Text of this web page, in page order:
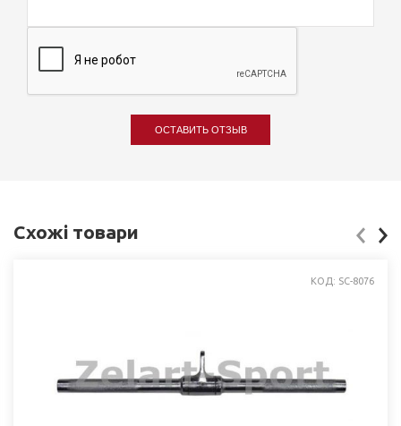
ОСТАВИТЬ ОТЗЫВ
Схожі товари
КОД: SC-8076